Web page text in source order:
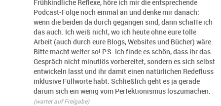
Frühkindliche Reflexe, höre ich mir die entsprechende
Podcast-Folge noch einmal an und denke mir danach:
wenn die beiden da durch gegangen sind, dann schaffe ich
das auch. Ich weiß nicht, wo ich heute ohne eure tolle
Arbeit (auch durch eure Blogs, Websites und Bücher) wäre.
Bitte macht weiter so! P.S. Ich finde es schön, dass ihr das
Gespräch nicht minutiös vorbereitet, sondern es sich selbst
entwickeln lasst und ihr damit einen natürlichen Redefluss
inklusive Füllworte habt. Schließlich geht es ja gerade
darum sich ein wenig vom Perfektionismus loszumachen.
(wartet auf Freigabe)